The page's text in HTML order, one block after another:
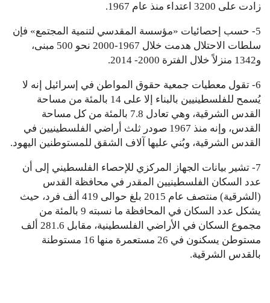
زادت على 3200 اعتداء منذ عام 1967.
5- حسب إحصائيات «مؤسسة المقدسي لتنمية المجتمع» فإن
سلطات الاحتلال هدمت خلال 1967-2000 نحو 500 مبنى،
و1342 منزلاً خلال الفترة 2000- 2014.
6- تقول معطيات جمعية حقوق المواطن في إسرائيل إنه لا
يُسمح للفلسطينيين بالبناء إلا على 14 بالمئة من مساحة
القدس الشرقية، وهي تعادل 7.8 بالمئة من كل مساحة
القدس، وإنه منذ 1967 صودر ثلث أراضي الفلسطينيين في
القدس الشرقية، وبُني عليها آلاف الشقق للمستوطنين اليهود.
7- تشير بيانات الجهاز المركزي للإحصاء الفلسطيني إلى أن
عدد السكان الفلسطينيين المقدر في محافظة القدس
(الشرقية) منتصف عام 2015 بلغ حوالى 419 ألف فرد، حيث
يشكل عدد السكان في المحافظة ما نسبته 9 بالمئة من
مجموع السكان في الأراضي الفلسطينية، مقابل 281.6 ألف
مستوطن يسكنون في 26 مستعمرة منها 16 مستوطنة
بالقدس الشرقية.